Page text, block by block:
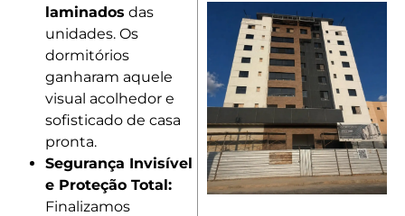
laminados das
unidades. Os
dormitórios
ganharam aquele
visual acolhedor e
sofisticado de casa
pronta.
Segurança Invisível
e Proteção Total:
Finalizamos